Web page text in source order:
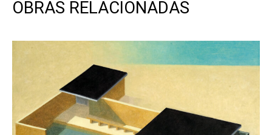
OBRAS RELACIONADAS